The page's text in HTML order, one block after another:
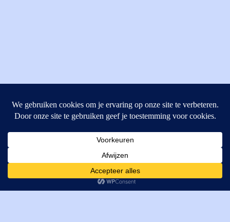
4462GE, Goes
T: +31 (0) 111-484438
M:parts@mitechniek.nl
VAT: NL862802295B01
Cookies helpen ons bij het leveren van onze diensten. Door
gebruik te maken van onze diensten, gaat u akkoord met ons
gebruik van cookies.